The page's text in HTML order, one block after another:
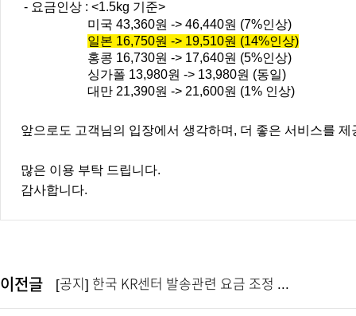
- 요금인상 : <1.5kg 기준>
미국 43,360원 -> 46,440원 (7%인상)
일본 16,750원 -> 19,510원 (14%인상)
홍콩 16,730원 -> 17,640원 (5%인상)
싱가폴 13,980원 -> 13,980원 (동일)
대만 21,390원 -> 21,600원 (1% 인상)
앞으로도 고객님의 입장에서 생각하며, 더 좋은 서비스를
많은 이용 부탁 드립니다.
감사합니다.
이전글 [공지] 한국 KR센터 발송관련 요금 조정 ...